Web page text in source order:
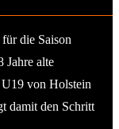
die Saison
Jahre alte
von Holstein
damit den Schritt